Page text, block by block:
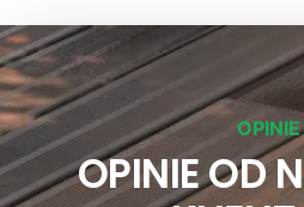
OPINIE
OPINIE OD